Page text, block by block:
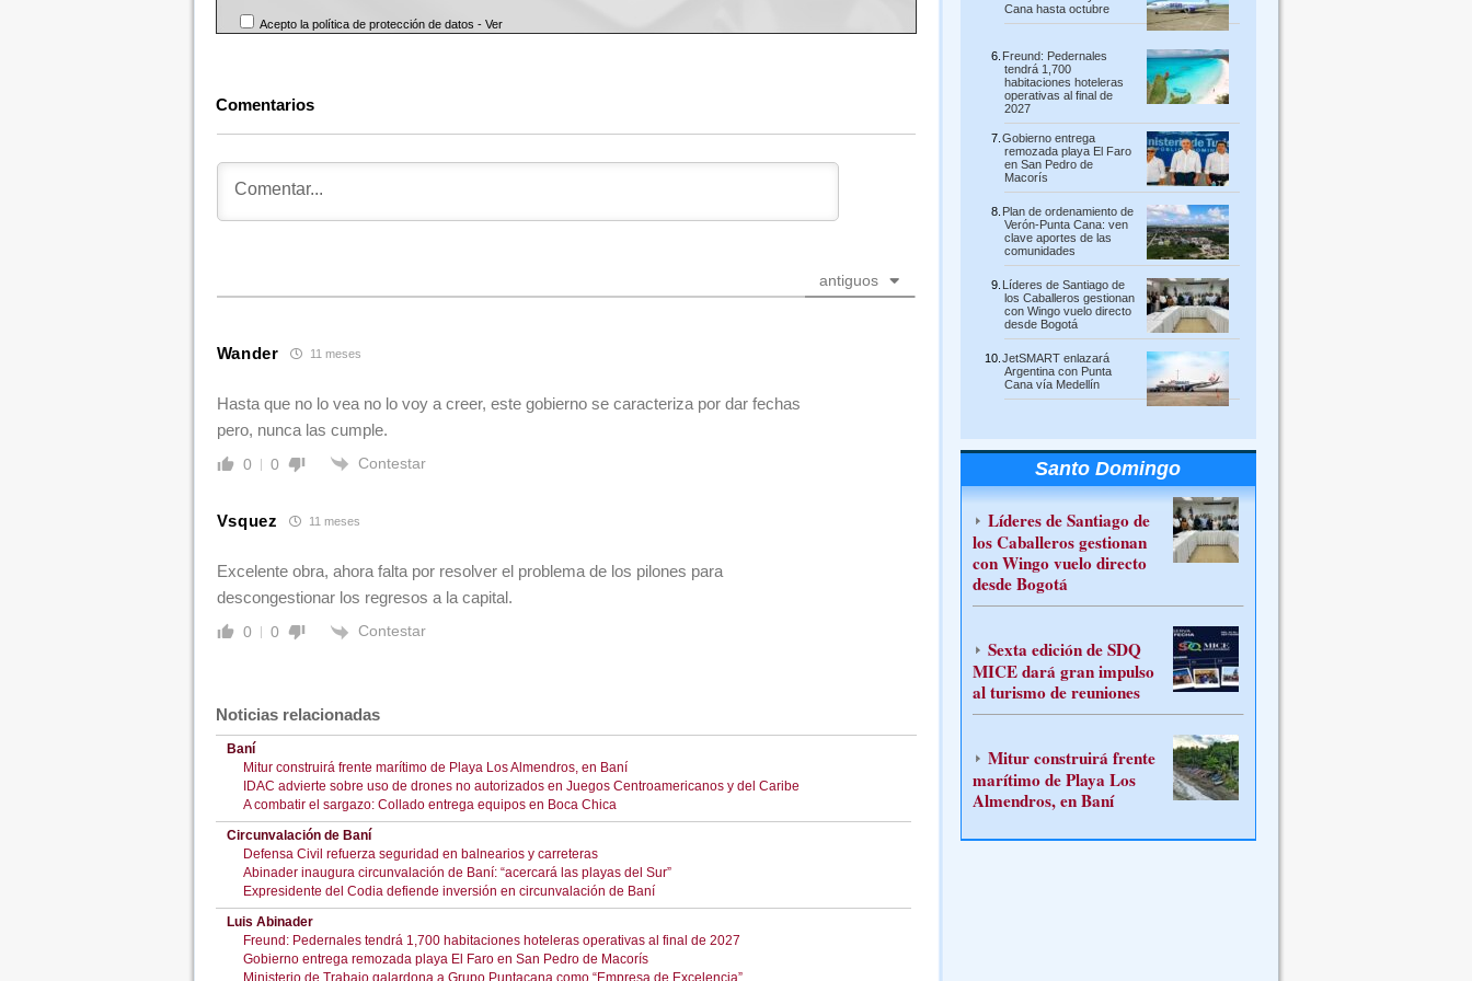
Acepto la política de protección de datos -Ver
Comentarios
antiguos
Wander 11 meses
Hasta que no lo vea no lo voy a creer, este gobierno se caracteriza por dar fechas
pero, nunca las cumple.
0 0 Contestar
Vsquez 11 meses
Excelente obra, ahora falta por resolver el problema de los pilones para
descongestionar los regresos a la capital.
0 0 Contestar
Noticias relacionadas
Baní
Mitur construirá frente marítimo de Playa Los Almendros, en Baní
IDAC advierte sobre uso de drones no autorizados en Juegos Centroamericanos y del Caribe
A combatir el sargazo: Collado entrega equipos en Boca Chica
Circunvalación de Baní
Defensa Civil refuerza seguridad en balnearios y carreteras
Abinader inaugura circunvalación de Baní: “acercará las playas del Sur”
Expresidente del Codia defiende inversión en circunvalación de Baní
Luis Abinader
Freund: Pedernales tendrá 1,700 habitaciones hoteleras operativas al final de 2027
Gobierno entrega remozada playa El Faro en San Pedro de Macorís
Ministerio de Trabajo galardona a Grupo Puntacana como “Empresa de Excelencia”
Cana hasta octubre
Freund: Pedernales
tendrá 1,700
habitaciones hoteleras
operativas al final de
2027
Gobierno entrega
remozada playa El Faro
en San Pedro de
Macorís
Plan de ordenamiento de
Verón-Punta Cana: ven
clave aportes de las
comunidades
Líderes de Santiago de
los Caballeros gestionan
con Wingo vuelo directo
desde Bogotá
JetSMART enlazará
Argentina con Punta
Cana vía Medellín
Santo Domingo
Líderes de Santiago de
los Caballeros gestionan
con Wingo vuelo directo
desde Bogotá
Sexta edición de SDQ
MICE dará gran impulso
al turismo de reuniones
Mitur construirá frente
marítimo de Playa Los
Almendros, en Baní